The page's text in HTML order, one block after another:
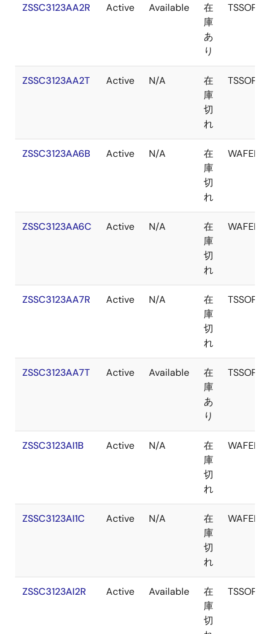
ZSSC3123AA2R Active Available
在
庫
あ
り
TSSOP
ZSSC3123AA2T Active N/A
在
庫
切
れ
TSSOP
ZSSC3123AA6B Active N/A
在
庫
切
れ
WAFER
ZSSC3123AA6C Active N/A
在
庫
切
れ
WAFER
ZSSC3123AA7R Active N/A
在
庫
切
れ
TSSOP
ZSSC3123AA7T Active Available
在
庫
あ
り
TSSOP
ZSSC3123AI1B Active N/A
在
庫
切
れ
WAFER
ZSSC3123AI1C Active N/A
在
庫
切
れ
WAFER
ZSSC3123AI2R Active Available
在
庫
切
TSSOP